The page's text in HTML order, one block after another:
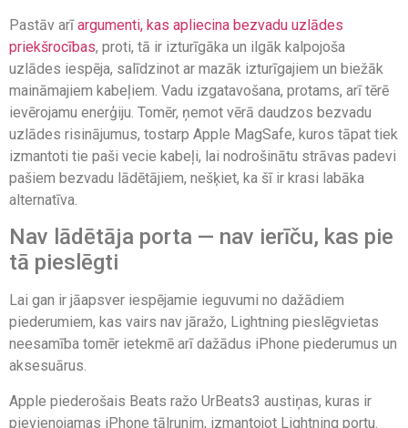
Pastāv arīargumenti, kas apliecina bezvadu uzlādes
priekšrocības, proti, tā ir izturīgāka un ilgāk kalpojoša
uzlādes iespēja, salīdzinot ar mazāk izturīgajiem un biežāk
maināmajiem kabeļiem. Vadu izgatavošana, protams, arī tērē
ievērojamu enerģiju. Tomēr, ņemot vērā daudzos bezvadu
uzlādes risinājumus, tostarp Apple MagSafe, kuros tāpat tiek
izmantoti tie paši vecie kabeļi, lai nodrošinātu strāvas padevi
pašiem bezvadu lādētājiem, nešķiet, ka šī ir krasi labāka
alternatīva.
Nav lādētāja porta — nav ierīču, kas pie
tā pieslēgti
Lai gan ir jāapsver iespējamie ieguvumi no dažādiem
piederumiem, kas vairs nav jāražo, Lightning pieslēgvietas
neesamība tomēr ietekmē arī dažādus iPhone piederumus un
aksesuārus.
Apple piederošais Beats ražo UrBeats3 austiņas, kuras ir
pievienojamas iPhone tālrunim, izmantojot Lightning portu.